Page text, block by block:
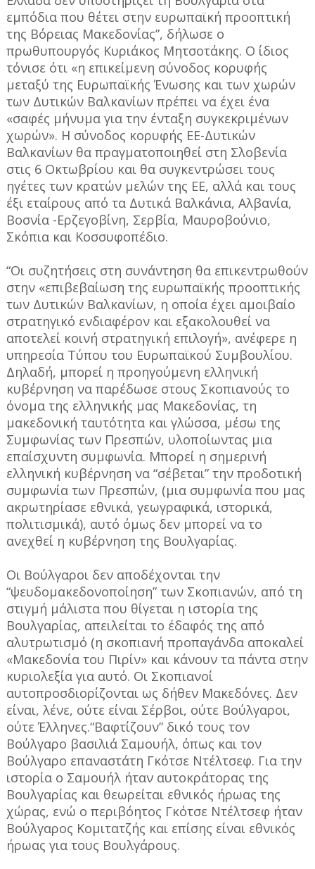
εμπόδια που θέτει στην ευρωπαϊκή προοπτική
της Βόρειας Μακεδονίας”, δήλωσε ο
πρωθυπουργός Κυριάκος Μητσοτάκης. Ο ίδιος
τόνισε ότι «η επικείμενη σύνοδος κορυφής
μεταξύ της Ευρωπαϊκής Ένωσης και των χωρών
των Δυτικών Βαλκανίων πρέπει να έχει ένα
«σαφές μήνυμα για την ένταξη συγκεκριμένων
χωρών». Η σύνοδος κορυφής ΕΕ-Δυτικών
Βαλκανίων θα πραγματοποιηθεί στη Σλοβενία
στις 6 Οκτωβρίου και θα συγκεντρώσει τους
ηγέτες των κρατών μελών της ΕΕ, αλλά και τους
έξι εταίρους από τα Δυτικά Βαλκάνια, Αλβανία,
Βοσνία -Ερζεγοβίνη, Σερβία, Μαυροβούνιο,
Σκόπια και Κοσσυφοπέδιο.
“Οι συζητήσεις στη συνάντηση θα επικεντρωθούν
στην «επιβεβαίωση της ευρωπαϊκής προοπτικής
των Δυτικών Βαλκανίων, η οποία έχει αμοιβαίο
στρατηγικό ενδιαφέρον και εξακολουθεί να
αποτελεί κοινή στρατηγική επιλογή», ανέφερε η
υπηρεσία Τύπου του Ευρωπαϊκού Συμβουλίου.
Δηλαδή, μπορεί η προηγούμενη ελληνική
κυβέρνηση να παρέδωσε στους Σκοπιανούς το
όνομα της ελληνικής μας Μακεδονίας, τη
μακεδονική ταυτότητα και γλώσσα, μέσω της
Συμφωνίας των Πρεσπών, υλοποίωντας μια
επαίσχυντη συμφωνία. Μπορεί η σημερινή
ελληνική κυβέρνηση να “σέβεται” την προδοτική
συμφωνία των Πρεσπών, (μια συμφωνία που μας
ακρωτηρίασε εθνικά, γεωγραφικά, ιστορικά,
πολιτισμικά), αυτό όμως δεν μπορεί να το
ανεχθεί η κυβέρνηση της Βουλγαρίας.
Οι Βούλγαροι δεν αποδέχονται την
“ψευδομακεδονοποίηση” των Σκοπιανών, από τη
στιγμή μάλιστα που θίγεται η ιστορία της
Βουλγαρίας, απειλείται το έδαφός της από
αλυτρωτισμό (η σκοπιανή προπαγάνδα αποκαλεί
«Μακεδονία του Πιρίν» και κάνουν τα πάντα στην
κυριολεξία για αυτό. Οι Σκοπιανοί
αυτοπροσδιορίζονται ως δήθεν Μακεδόνες. Δεν
είναι, λένε, ούτε είναι Σέρβοι, ούτε Βούλγαροι,
ούτε Έλληνες.“Βαφτίζουν” δικό τους τον
Βούλγαρο βασιλιά Σαμουήλ, όπως και τον
Βούλγαρο επαναστάτη Γκότσε Ντέλτσεφ. Για την
ιστορία ο Σαμουήλ ήταν αυτοκράτορας της
Βουλγαρίας και θεωρείται εθνικός ήρωας της
χώρας, ενώ ο περιβόητος Γκότσε Ντέλτσεφ ήταν
Βούλγαρος Κομιτατζής και επίσης είναι εθνικός
ήρωας για τους Βουλγάρους.